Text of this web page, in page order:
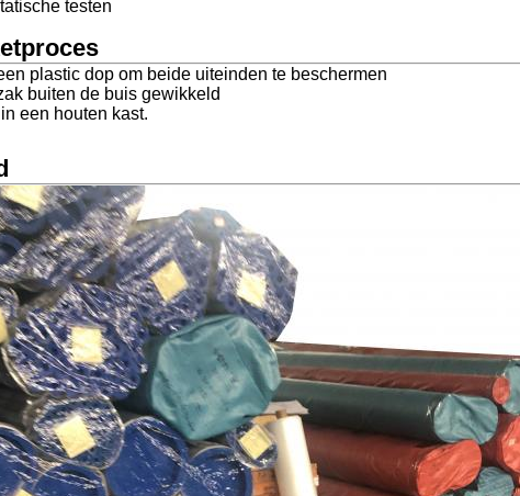
testen
plastic dop om beide uiteinden te beschermen
buiten de buis gewikkeld
een houten kast.